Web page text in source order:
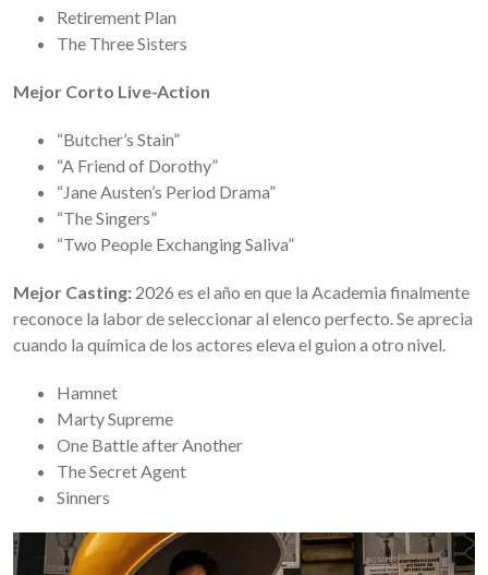
Retirement Plan
The Three Sisters
Mejor Corto Live-Action
“Butcher’s Stain”
“A Friend of Dorothy”
“Jane Austen’s Period Drama”
“The Singers”
“Two People Exchanging Saliva”
Mejor Casting: 2026 es el año en que la Academia finalmente
reconoce la labor de seleccionar al elenco perfecto. Se aprecia
cuando la química de los actores eleva el guion a otro nivel.
Hamnet
Marty Supreme
One Battle after Another
The Secret Agent
Sinners